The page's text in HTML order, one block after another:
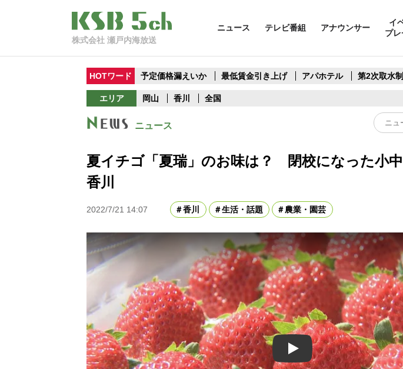
株式会社 瀬戸内海放送
ニュース テレビ番組 アナウンサー
イ
プレ
HOTワード 予定価格漏えいか 最低賃金引き上げ アパホテル 第2次取水
エリア 岡山 香川 全国
ニュース
夏イチゴ「夏瑞」のお味は？ 閉校になった小
香川
2022/7/21 14:07 香川 生活・話題 農業・園芸
Play